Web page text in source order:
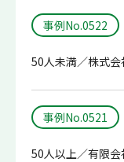
事例No.0522
50人未満／株式会
事例No.0521
50人以上／有限会